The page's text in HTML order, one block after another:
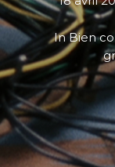
InBien